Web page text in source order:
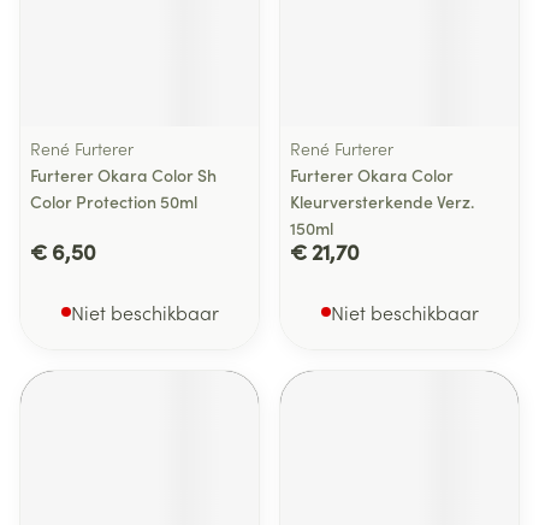
René Furterer
Furterer Okara Color Sh
Color Protection 50ml
€ 6,50
Niet beschikbaar
René Furterer
Furterer Okara Color
Kleurversterkende Verz.
150ml
€ 21,70
Niet beschikbaar